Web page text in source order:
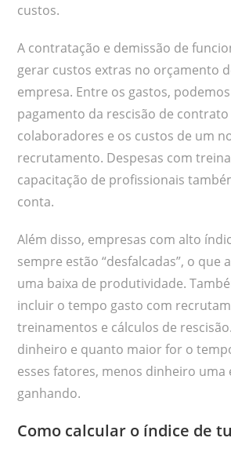
custos.
A contratação e demissão de
gerar custos extras no orçamento
empresa. Entre os gastos,
pagamento da rescisão de contrato
colaboradores e os custos de um
recrutamento. Despesas com
capacitação de profissionais
conta.
Além disso, empresas com alto
sempre estão “desfalcadas”, o que
uma baixa de produtividade.
incluir o tempo gasto com
treinamentos e cálculos de
dinheiro e quanto maior for o
esses fatores, menos dinheiro uma
ganhando.
Como calcular o índice de